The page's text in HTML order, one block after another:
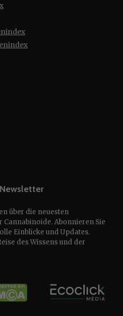
über die neuesten
Abonnieren Sie
Einblicke und Updates.
des Wissens und der